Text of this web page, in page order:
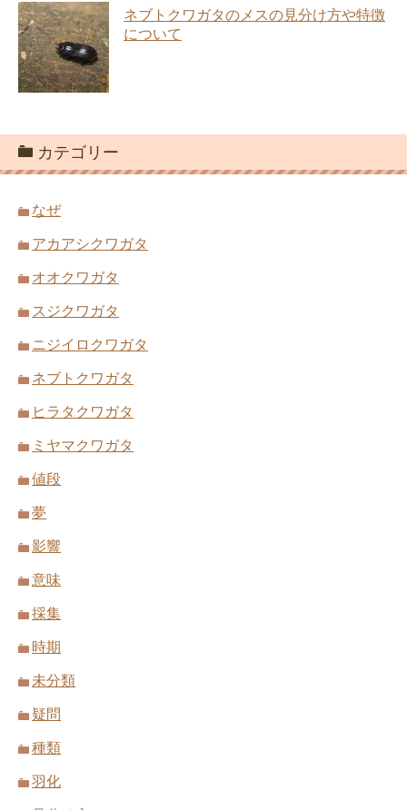
ネブトクワガタのメスの見分け方や特徴
について
カテゴリー
なぜ
アカアシクワガタ
オオクワガタ
スジクワガタ
ニジイロクワガタ
ネブトクワガタ
ヒラタクワガタ
ミヤマクワガタ
値段
夢
影響
意味
採集
時期
未分類
疑問
種類
羽化